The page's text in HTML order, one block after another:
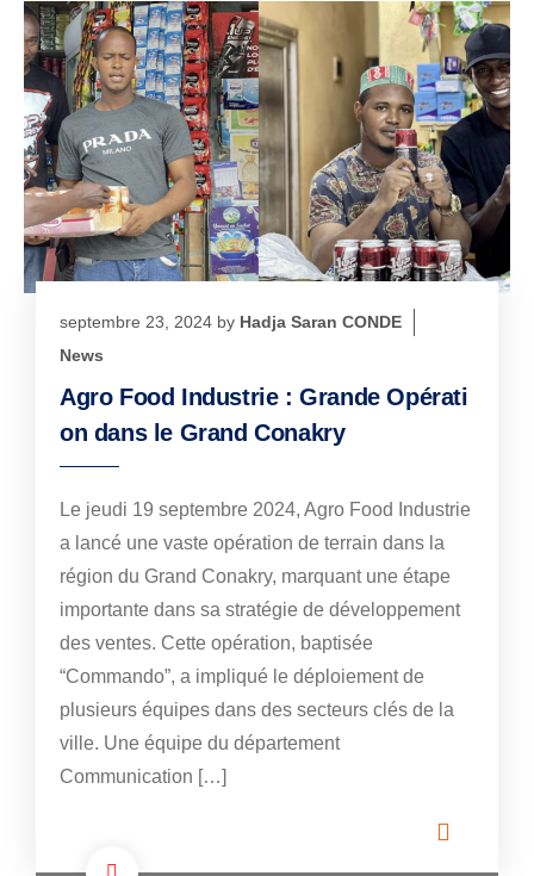
septembre 23, 2024 by Hadja Saran CONDE
News
Agro Food Industrie : Grande Opérati
on dans le Grand Conakry
Le jeudi 19 septembre 2024, Agro Food Industrie
a lancé une vaste opération de terrain dans la
région du Grand Conakry, marquant une étape
importante dans sa stratégie de développement
des ventes. Cette opération, baptisée
“Commando”, a impliqué le déploiement de
plusieurs équipes dans des secteurs clés de la
ville. Une équipe du département
Communication […]